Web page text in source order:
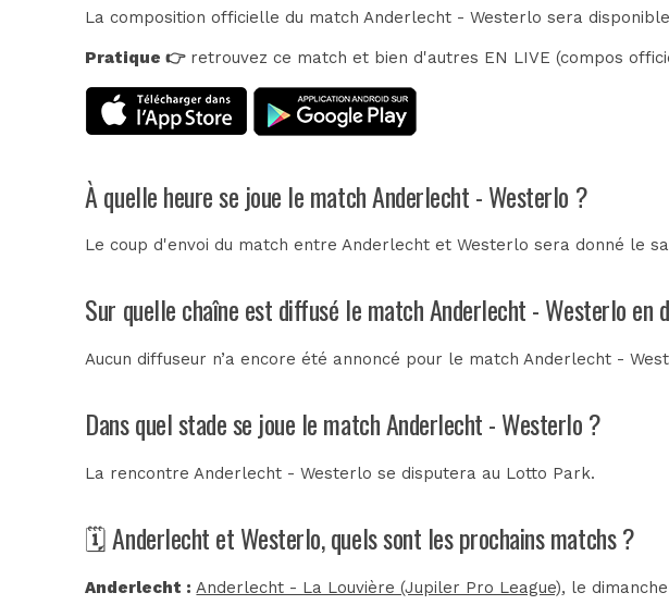
La composition officielle du match Anderlecht - Westerlo sera
Pratique 👉retrouvez ce match et bien d'autres EN LIVE (compos
À quelle heure se joue le match Anderlecht - Westerlo ?
Le coup d'envoi du match entre Anderlecht et Westerlo sera donné le
Sur quelle chaîne est diffusé le match Anderlecht - Westerlo en
Aucun diffuseur n’a encore été annoncé pour le match Anderlecht -
Dans quel stade se joue le match Anderlecht - Westerlo ?
La rencontre Anderlecht - Westerlo se disputera au Lotto Park.
🗓️ Anderlecht et Westerlo, quels sont les prochains matchs ?
Anderlecht : Anderlecht - La Louvière (Jupiler Pro League), le